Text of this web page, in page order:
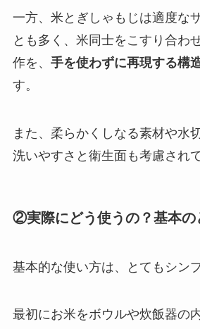
一方、米とぎしゃもじは適度な
とも多く、米同士をこすり合わ
作を、 手を使わずに再現する構
す。
また、柔らかくしなる素材や水
洗いやすさと衛生面も考慮され
②実際にどう使うの？基本の
基本的な使い方は、とてもシン
最初にお米をボウルや炊飯器の